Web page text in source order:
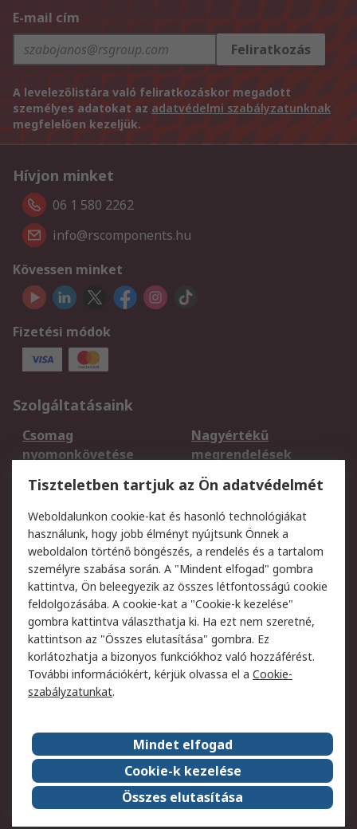
E-mail cím
Feliratkozás
A levelezőlistára való feliratkozáskor megadott
személyes adatokat az adatvédelmi szabályzatunknak
megfelelően kezeljük.
Hívjon minket
06 1 580 2262
info@rscomponents.hu
Kövessen minket
Fizetési módok
Szolgáltatásaink
Csomag
nyomonkövetése
Nagyértékű
megrendelések
Regisztráció
Szállítás
Termékvisszaküldés
Szolgáltatások
Jogi
Adatvédelmi
szabályzat
Az RS értékesítési
feltételei
Cookie szabályzat
Email biztonság
Webhelyre vonatkozó
feltételek
Weboldal felhasználói
szabályzata
Képviseletek
Rólunk
Vállalatcsoport
Karrier
Díjak és elismerések
ESG globális célok
Tiszteletben tartjuk az Ön adatvédelmét
Weboldalunkon cookie-kat és hasonló technológiákat
használunk, hogy jobb élményt nyújtsunk Önnek a
weboldalon történő böngészés, a rendelés és a tartalom
személyre szabása során. A "Mindent elfogad" gombra
kattintva, Ön beleegyezik az összes létfontosságú cookie
feldolgozásába. A cookie-kat a "Cookie-k kezelése"
gombra kattintva választhatja ki. Ha ezt nem szeretné,
kattintson az "Összes elutasítása" gombra. Ez
korlátozhatja a bizonyos funkciókhoz való hozzáférést.
További információkért, kérjük olvassa el a Cookie-
szabályzatunkat.
Mindet elfogad
Cookie-k kezelése
Összes elutasítása